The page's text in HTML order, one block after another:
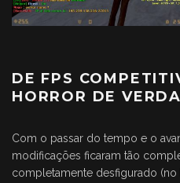
DE FPS
HORROR DE
Com o passar do tempo e o
modificações ficaram tão
completamente desfigurado (no